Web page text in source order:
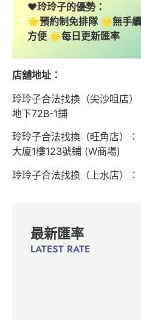
❤️玲玲子的優勢：
🌟預約制免排隊 🌟無手
方便 🌟每日更新匯率
店舖地址：
玲玲子合法找換（尖沙咀店
地下72B-1鋪
玲玲子合法找換（旺角店）
大廈1樓123號鋪 (W商場)
玲玲子合法找換（上水店）
最新匯率
LATEST RATE